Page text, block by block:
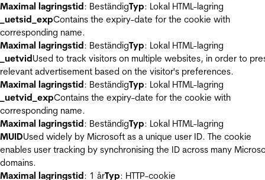
Maximal lagringstid: BeständigTyp: Lokal HTML-lagring
_uetsid_expContains the expiry-date for the cookie with
corresponding name.
Maximal lagringstid: BeständigTyp: Lokal HTML-lagring
_uetvidUsed to track visitors on multiple websites, in order to
relevant advertisement based on the visitor's preferences.
Maximal lagringstid: BeständigTyp: Lokal HTML-lagring
_uetvid_expContains the expiry-date for the cookie with
corresponding name.
Maximal lagringstid: BeständigTyp: Lokal HTML-lagring
MUIDUsed widely by Microsoft as a unique user ID. The cookie
enables user tracking by synchronising the ID across many
domains.
Maximal lagringstid: 1 årTyp: HTTP-cookie